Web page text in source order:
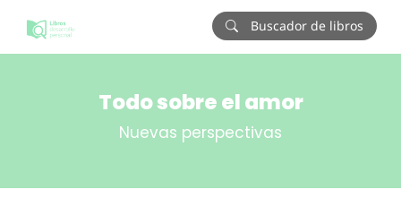
Buscador de libros
Todo sobre el amor
Nuevas perspectivas